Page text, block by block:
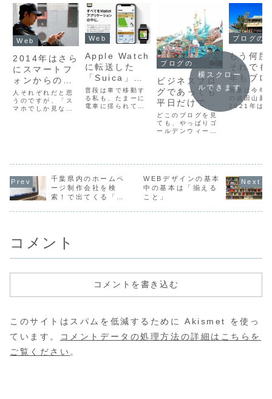
Web
2014年はさら
にスマートフ
ォンからのネ
ット利用者が
増える！と確
信させられ
人それぞれだと思
うのですが、「ス
マホでしか見ない
サービスが台頭し
ったと思います。
そしてこの流れは
来年も続き2014
Web
Apple Watch
に転送した
「Suica」が
エラー(c110)
で使えなくな
った時の対処
普段は車で移動す
る私も、たまーに
電車に揺られてク
あり、改札口は左
手首についた
Apple Watch...
ブログの書き方
ビジネスブロ
グであっても
平日だけでい
いの？休日に
ブログ記事を
更新する価値
どこのブログを見
ても、やっぱりゴ
ールデンウィーク
帰ってきたばかり
ですが。
もう何度
それで
年もブロ
再開した
の理由
画像は今年
の成田山新
2021年は
も後半にな
なぜブログ
したのか？
明的に載せ
横スクロー
ルできます
千葉県内のホームペ
ージ制作会社を検
索！で出てくる「ま
WEBデザインの基本
中の基本は「揃える
こと」
コメント
コメントを書き込む
このサイトはスパムを低減するために Akismet を使っ
ています。
コメントデータの処理方法の詳細はこちらを
ご覧ください 。